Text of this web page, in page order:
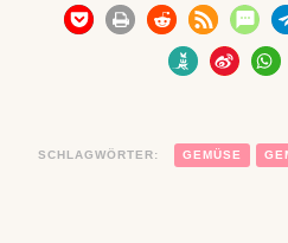
SCHLAGWÖRTER: GEMÜSE